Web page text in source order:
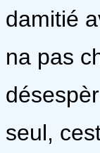
damitié
na pas
seul,